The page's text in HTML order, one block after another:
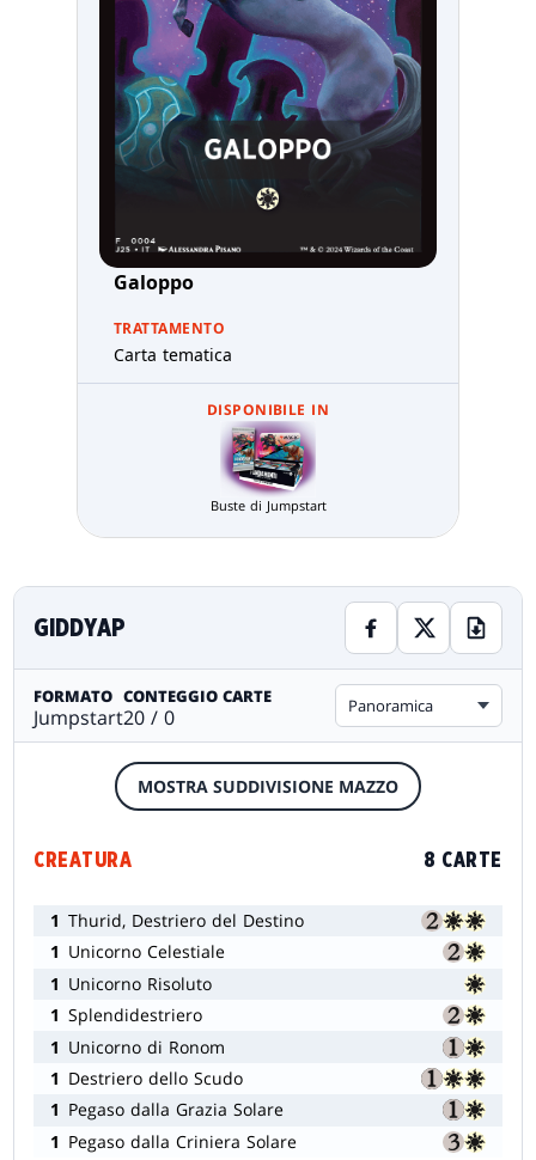
Galoppo
TRATTAMENTO
Carta tematica
DISPONIBILE IN
Buste di Jumpstart
GIDDYAP
FORMATO
Jumpstart
CONTEGGIO CARTE
20 / 0 Panoramica
MOSTRA SUDDIVISIONE MAZZO
CREATURA 8 CARTE
1 Thurid, Destriero del Destino
1 Unicorno Celestiale
1 Unicorno Risoluto
1 Splendidestriero
1 Unicorno di Ronom
1 Destriero dello Scudo
1 Pegaso dalla Grazia Solare
1 Pegaso dalla Criniera Solare